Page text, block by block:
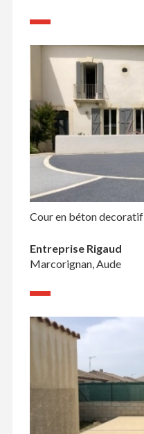
Cour en béton decoratif
Entreprise Rigaud
Marcorignan, Aude